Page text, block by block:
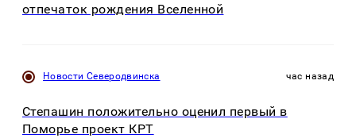
отпечаток рождения Вселенной
Новости Северодвинска час назад
Степашин положительно оценил первый в
Поморье проект КРТ